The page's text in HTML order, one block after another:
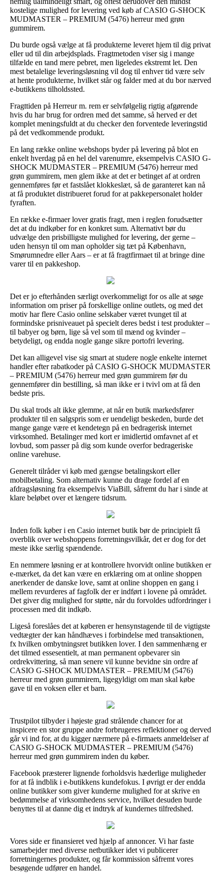
kostelige mulighed for levering ved køb af CASIO G-SHOCK
MUDMASTER – PREMIUM (5476) herreur med grøn
gummirem.
Du burde også vælge at få produkterne leveret hjem til dig privat
eller ud til din arbejdsplads. Fragtmetoden viser sig i mange
tilfælde en tand mere pebret, men ligeledes ekstremt let. Den
mest betalelige leveringsløsning vil dog til enhver tid være selv
at hente produkterne, hvilket står og falder med at du bor nærved
e-butikkens tilholdssted.
Fragttiden på Herreur m. rem er selvfølgelig rigtig afgørende
hvis du har brug for ordren med det samme, så herved er det
komplet meningsfuldt at du checker den forventede leveringstid
på det vedkommende produkt.
En lang række online webshops byder på levering på blot en
enkelt hverdag på en hel del varenumre, eksempelvis CASIO G-
SHOCK MUDMASTER – PREMIUM (5476) herreur med
grøn gummirem, men glem ikke at det er betinget af at ordren
gennemføres før et fastslået klokkeslæt, så de garanteret kan nå
at få produktet distribueret forud for at pakkepersonalet holder
fyraften.
En række e-firmaer lover gratis fragt, men i reglen forudsætter
det at du indkøber for en konkret sum. Alternativt bør du
udvælge den prisbilligste mulighed for levering, der gerne –
uden hensyn til om man opholder sig tæt på København,
Smørumnedre eller Aars – er at få fragtfirmaet til at bringe dine
varer til en pakkeshop.
Det er jo efterhånden særligt overkommeligt for os alle at søge
information om priser på forskellige online outlets, og med det
motiv har flere Casio online selskaber været tvunget til at
formindske prisniveauet på specielt deres bedst i test produkter –
til babyer og børn, lige så vel som til mænd og kvinder –
betydeligt, og endda nogle gange sikre portofri levering.
Det kan alligevel vise sig smart at studere nogle enkelte internet
handler efter rabatkoder på CASIO G-SHOCK MUDMASTER
– PREMIUM (5476) herreur med grøn gummirem før du
gennemfører din bestilling, så man ikke er i tvivl om at få den
bedste pris.
Du skal trods alt ikke glemme, at når en butik markedsfører
produkter til en salgspris som er uendeligt beskeden, burde det
mange gange være et kendetegn på en bedragerisk internet
virksomhed. Betalinger med kort er imidlertid omfavnet af et
lovbud, som passer på dig som kunde overfor bedrageriske
online varehuse.
Generelt tilråder vi køb med gængse betalingskort eller
mobilbetaling. Som alternativ kunne du drage fordel af en
afdragsløsning fra eksempelvis ViaBill, såfremt du har i sinde at
klare beløbet over et længere tidsrum.
Inden folk køber i en Casio internet butik bør de principielt få
overblik over webshoppens forretningsvilkår, det er dog for det
meste ikke særlig spændende.
En nemmere løsning er at kontrollere hvorvidt online butikken er
e-mærket, da det kan være en erklæring om at online shoppen
anerkender de danske love, samt at online shoppen en gang i
mellem revurderes af fagfolk der er indført i lovene på området.
Det giver dig mulighed for støtte, når du forvoldes udfordringer i
processen med dit indkøb.
Ligeså foreslåes det at køberen er hensynstagende til de vigtigste
vedtægter der kan håndhæves i forbindelse med transaktionen,
fx hvilken ombytningsret butikken lover. I den sammenhæng er
det tilmed essesentielt, at man permanent opbevarer sin
ordrekvittering, så man senere vil kunne bevidne sin ordre af
CASIO G-SHOCK MUDMASTER – PREMIUM (5476)
herreur med grøn gummirem, ligegyldigt om man skal købe
gave til en voksen eller et barn.
Trustpilot tilbyder i højeste grad strålende chancer for at
inspicere en stor gruppe andre forbrugeres reflektioner og derved
går vi ind for, at du kigger nærmere på e-firmaets anmeldelser af
CASIO G-SHOCK MUDMASTER – PREMIUM (5476)
herreur med grøn gummirem inden du køber.
Facebook præsterer lignende forholdsvis hæderlige muligheder
for at få indblik i e-butikkens kundefokus. I øvrigt er der endda
online butikker som giver kunderne mulighed for at skrive en
bedømmelse af virksomhedens service, hvilket desuden burde
benyttes til at danne dig et indtryk af kundernes tilfredshed.
Vores side er finansieret ved hjælp af annoncer. Vi har faste
samarbejder med diverse netbutikker idet vi publicerer
forretningernes produkter, og får kommission såfremt vores
besøgende udfører en handel.